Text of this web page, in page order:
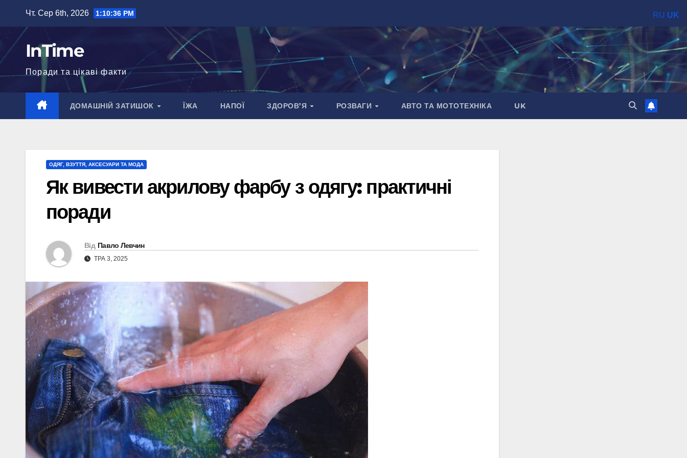
вмісту
Чт. Сер 6th, 2026 1:10:37 PM
InTime
Поради та цікаві факти
ДОМАШНІЙ ЗАТИШОК ЇЖА НАПОЇ ЗДОРОВ’Я РОЗВАГИ АВТО ТА МОТОТЕХНІКА UK
ОДЯГ, ВЗУТТЯ, АКСЕСУАРИ ТА МОДА
Як вивести акрилову фарбу з одягу: практичні
поради
Від Павло Левчин
ТРА 3, 2025
RU UK